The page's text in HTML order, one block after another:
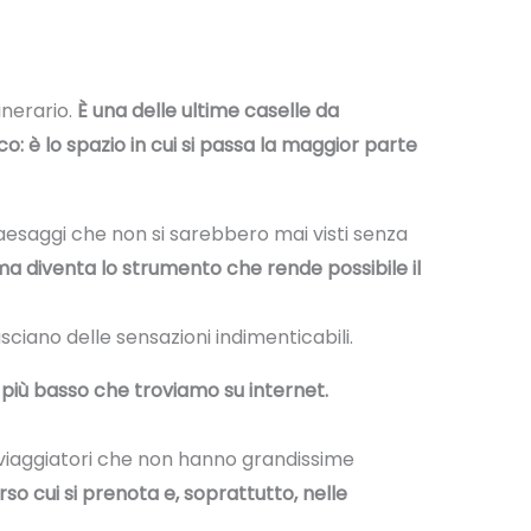
È una delle ultime caselle da
è lo spazio in cui si passa la maggior parte
che non si sarebbero mai visti senza
diventa lo strumento che rende possibile il
delle sensazioni indimenticabili.
basso che troviamo su internet.
che non hanno grandissime
cui si prenotae, soprattutto, nelle